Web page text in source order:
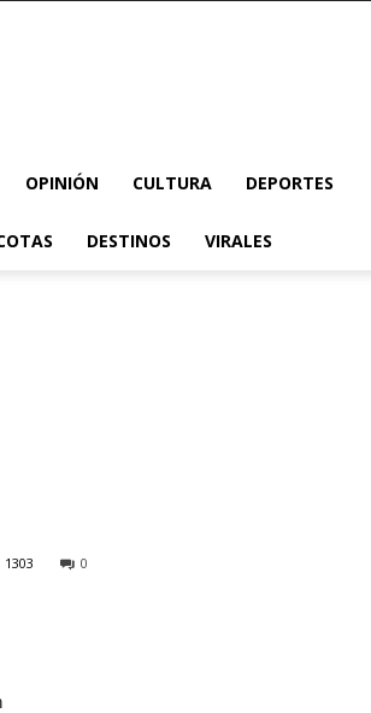
OPINIÓN CULTURA DEPORTES
DESTINOS VIRALES
0
1303